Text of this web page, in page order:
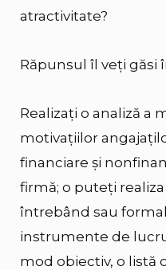
atractivitate?
Răpunsul îl veți găsi
Realizați o analiză a
motivațiilor
financiare și
firmă; o puteți
întrebând sau
instrumente de
mod obiectiv, o listă